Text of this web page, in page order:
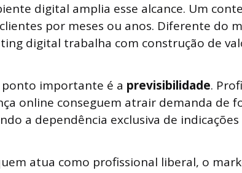
digital amplia esse alcance. Um
por meses ou anos. Diferente do
digital trabalha com construção de
importante é a previsibilidade.
online conseguem atrair demanda de
a dependência exclusiva de
atua como profissional liberal, o